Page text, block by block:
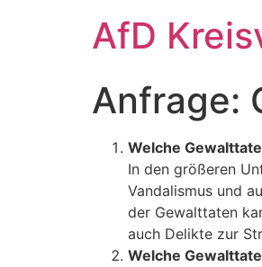
AfD
Anfrage:
Welche
In den größeren
Vandalismus und
der Gewalttaten
auch Delikte zur
Welche